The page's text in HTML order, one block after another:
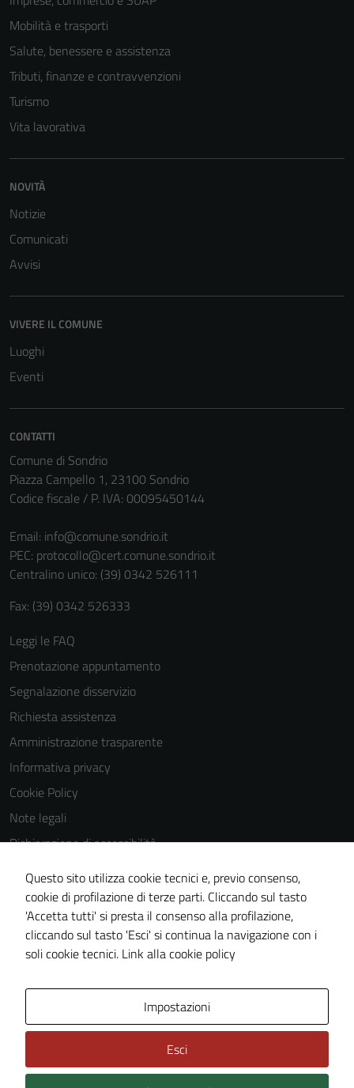
Mobilità e trasporti
Salute, benessere e assistenza
Tributi, finanze e contravvenzioni
Turismo
Vita lavorativa
NOVITÀ
Notizie
Comunicati
Avvisi
VIVERE IL COMUNE
Luoghi
Eventi
CONTATTI
Comune di Sondrio
Piazza Campello 1, 23100 Sondrio
Codice fiscale / P. IVA: 00095450144
Email: info@comune.sondrio.it
PEC: protocollo@cert.comune.sondrio.it
Centralino unico: (39) 0342 526111
Fax: (39) 0342 526333
Leggi le FAQ
Prenotazione appuntamento
Segnalazione disservizio
Richiesta assistenza
Amministrazione trasparente
Informativa privacy
Cookie Policy
Note legali
Dichiarazione di accessibilità
Dichiarazione di accessibilità Servizi
Whistleblowing
Piano di miglioramento del sito
Area riservata
Questo sito utilizza cookie tecnici e, previo consenso,
cookie di profilazione di terze parti. Cliccando sul tasto
'Accetta tutti' si presta il consenso alla profilazione,
cliccando sul tasto 'Esci' si continua la navigazione con i
soli cookie tecnici. Link alla cookie policy
Impostazioni
Esci
funzionamento
possono
essere
disabilitati.
Questi cookie
non raccolgono
personali.